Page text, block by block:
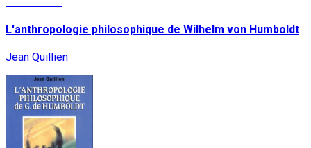
L'anthropologie philosophique de Wilhelm von Humboldt
Jean Quillien